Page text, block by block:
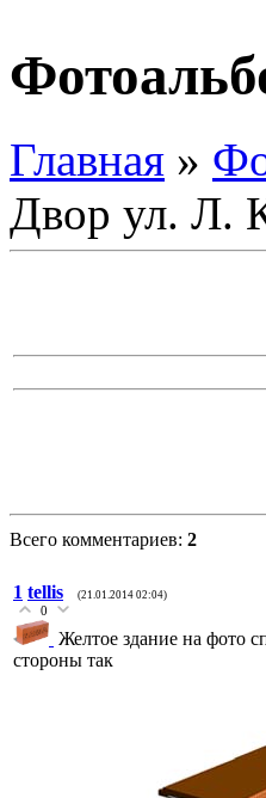
Главная »
Двор ул. Л.
Всего комментариев: 2
1 tellis (21.01.2014 02:04)
0
Желтое здание на фото
стороны так